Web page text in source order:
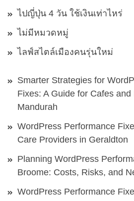
ไปญี่ปุ่น 4 วัน ใช้เงินเท่าไหร่
ไม่มีหมวดหมู่
ไลฟ์สไตล์เมืองคนรุ่นใหม่
Smarter Strategies for
Fixes: A Guide for Cafes
Mandurah
WordPress Performance
Care Providers in Geraldton
Planning WordPress
Broome: Costs, Risks, and
WordPress Performance